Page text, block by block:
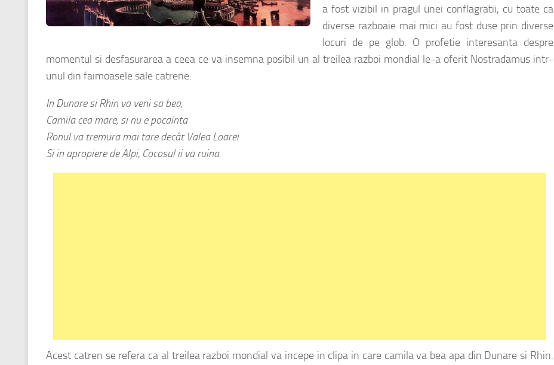
a fost vizibil in pragul unei conflagratii, cu toate ca
diverse razboaie mai mici au fost duse prin diverse
locuri de pe glob. O profetie interesanta despre
momentul si desfasurarea a ceea ce va insemna posibil un al treilea razboi mondial le-a oferit Nostradamus intr-
unul din faimoasele sale catrene.
In Dunare si Rhin va veni sa bea,
Camila cea mare, si nu e pocainta
Ronul va tremura mai tare decât Valea Loarei
Si in apropiere de Alpi, Cocosul ii va ruina.
Acest catren se refera ca al treilea razboi mondial va incepe in clipa in care camila va bea apa din Dunare si Rhin.